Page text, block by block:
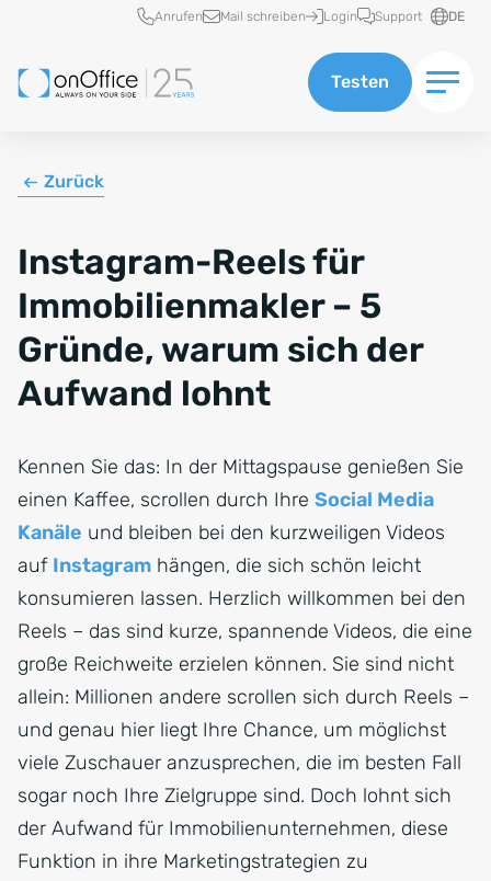
Schnellzugriff
Anrufen Mail schreiben Login Support DE
Testen
Zurück
Instagram-Reels für
Immobilienmakler – 5
Gründe, warum sich der
Aufwand lohnt
Kennen Sie das: In der Mittagspause genießen Sie
einen Kaffee, scrollen durch Ihre Social Media
Kanäle und bleiben bei den kurzweiligen Videos
auf Instagram hängen, die sich schön leicht
konsumieren lassen. Herzlich willkommen bei den
Reels – das sind kurze, spannende Videos, die eine
große Reichweite erzielen können. Sie sind nicht
allein: Millionen andere scrollen sich durch Reels –
und genau hier liegt Ihre Chance, um möglichst
viele Zuschauer anzusprechen, die im besten Fall
sogar noch Ihre Zielgruppe sind. Doch lohnt sich
der Aufwand für Immobilienunternehmen, diese
Funktion in ihre Marketingstrategien zu